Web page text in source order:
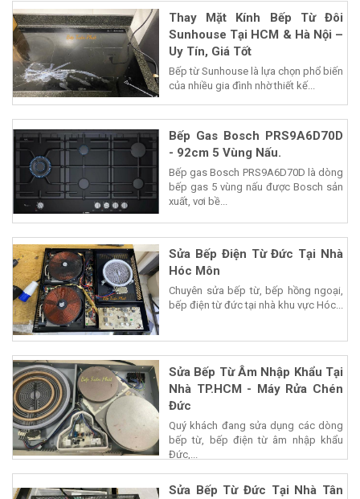
Thay Mặt Kính Bếp Từ Đôi
Sunhouse Tại HCM & Hà Nội –
Uy Tín, Giá Tốt
Bếp từ Sunhouse là lựa chọn phổ biến
của nhiều gia đình nhờ thiết kế...
Bếp Gas Bosch PRS9A6D70D
- 92cm 5 Vùng Nấu.
Bếp gas Bosch PRS9A6D70D là dòng
bếp gas 5 vùng nấu được Bosch sản
xuất, vơi bề...
Sửa Bếp Điện Từ Đức Tại Nhà
Hóc Môn
Chuyên sửa bếp từ, bếp hồng ngoại,
bếp điện từ đức tại nhà khu vực Hóc...
Sửa Bếp Từ Âm Nhập Khẩu Tại
Nhà TP.HCM - Máy Rửa Chén
Đức
Quý khách đang sửa dụng các dòng
bếp từ, bếp điện từ âm nhập khẩu
Đức,...
Sửa Bếp Từ Đức Tại Nhà Tân